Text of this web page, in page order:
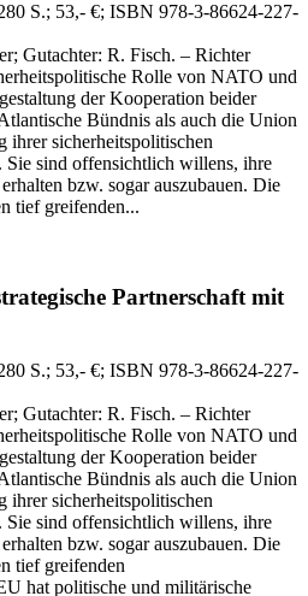
S.; 53,- €; ISBN 978-3-86624-227-
Gutachter: R. Fisch. – Richter
Rolle von NATO und
der Kooperation beider
Bündnis als auch die Union
ihrer sicherheitspolitischen
sind offensichtlich willens, ihre
bzw. sogar auszubauen. Die
tief greifenden...
Partnerschaft mit
S.; 53,- €; ISBN 978-3-86624-227-
Gutachter: R. Fisch. – Richter
Rolle von NATO und
der Kooperation beider
Bündnis als auch die Union
ihrer sicherheitspolitischen
sind offensichtlich willens, ihre
bzw. sogar auszubauen. Die
tief greifenden
hat politische und militärische